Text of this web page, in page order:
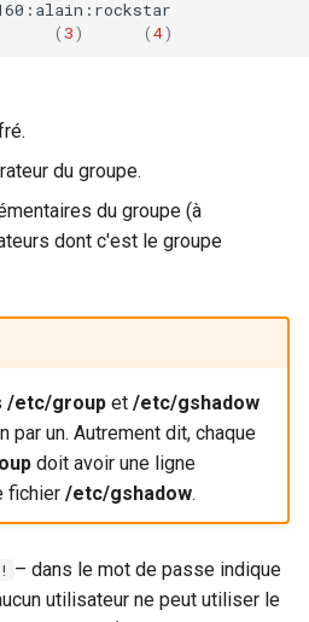
( 3) (4)
du groupe.
du groupe (à
dont c'est le groupe
/etc/groupet /etc/gshadow
par un. Autrement dit, chaque
doit avoir une ligne
fichier /etc/gshadow.
! – dans le mot de passe indique
utilisateur ne peut utiliser le